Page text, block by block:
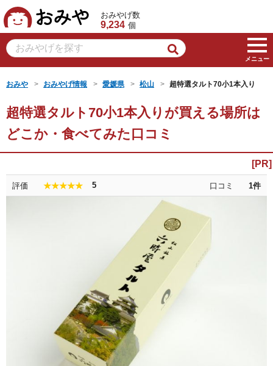
おみや
おみやげ数
9,234 個
メニュー
おみや おみやげ情報 愛媛県 松山 超特選タルト70小1本入り
超特選タルト70小1本入りが買える場所は
どこか・食べてみた口コミ
評価 ★★★★★ 5 口コミ 1件